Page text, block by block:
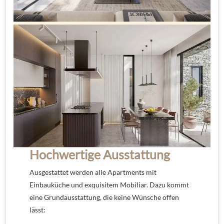
Hochwertige Ausstattung
Ausgestattet werden alle Apartments mit
Einbauküche und exquisitem Mobiliar. Dazu kommt
eine Grundausstattung, die keine Wünsche offen
lässt: